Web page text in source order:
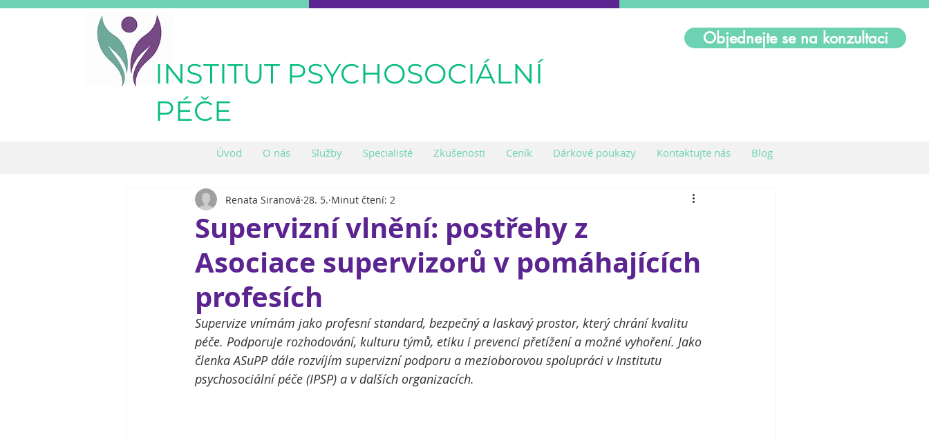
Objednejte se na konzultaci
INSTITUT PSYCHOSOCIÁLNÍ
PÉČE
Úvod O nás Služby Specialisté Zkušenosti Ceník Dárkové poukazy Kontaktujte nás Blog
Supervizní vlnění: postřehy z
Asociace supervizorů v pomáhajících
profesích
Renata Siranová 28. 5. Minut čtení: 2
Supervize vnímám jako profesní standard, bezpečný a laskavý prostor, který chrání kvalitu
péče. Podporuje rozhodování, kulturu týmů, etiku i prevenci přetížení a možné vyhoření. Jako
členka ASuPP dále rozvíjím supervizní podporu a mezioborovou spolupráci v Institutu
psychosociální péče (IPSP) a v dalších organizacích.